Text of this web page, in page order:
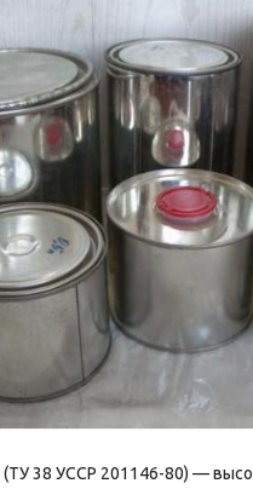
38 УССР 201146-80) —